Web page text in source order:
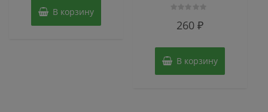
В корзину
260 ₽
В корзину